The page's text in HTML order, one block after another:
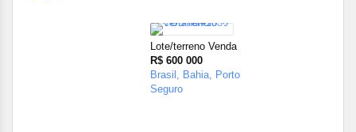
9
Lote/terreno Venda
R$ 600 000
Brasil, Bahia, Porto
Seguro